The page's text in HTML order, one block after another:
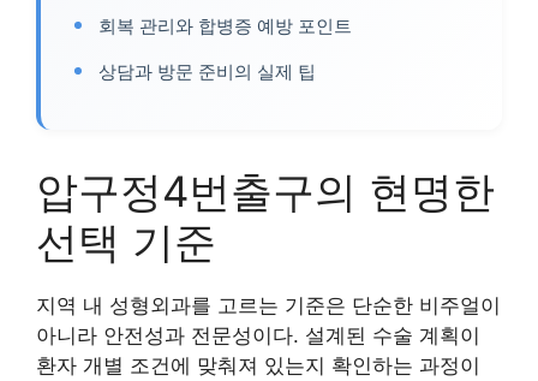
회복 관리와 합병증 예방 포인트
상담과 방문 준비의 실제 팁
압구정4번출구의 현명한
선택 기준
지역 내 성형외과를 고르는 기준은 단순한 비주얼이
아니라 안전성과 전문성이다. 설계된 수술 계획이
환자 개별 조건에 맞춰져 있는지 확인하는 과정이